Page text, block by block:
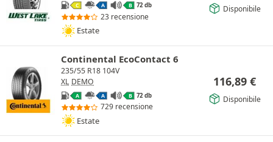
C A B 72 db
23 recensione
Estate
Disponibile
Continental EcoContact 6
235/55 R18 104V
XL DEMO
A A B 72 db
729 recensione
Estate
116,89 €
Disponibile